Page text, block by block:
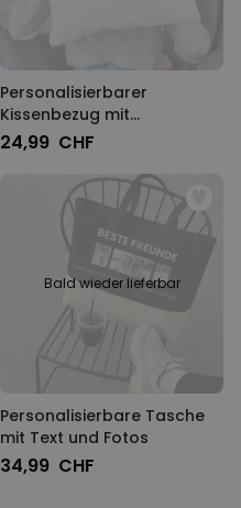
Personalisierbarer
Kissenbezug mit
Monogramm
24,99 CHF
Bald wieder lieferbar
Personalisierbare Tasche
mit Text und Fotos
34,99 CHF